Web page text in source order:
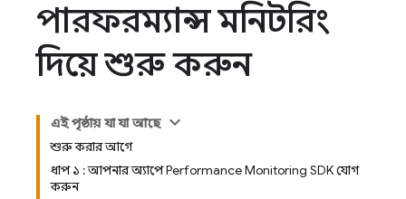
পারফরম্যান্স মনিটরিং
দিয়ে শুরু করুন
এই পৃষ্ঠায় যা যা আছে
শুরু করার আগে
ধাপ ১ : আপনার অ্যাপে Performance Monitoring SDK যোগ
করুন